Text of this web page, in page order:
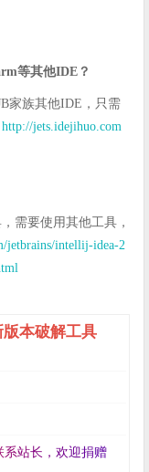
等其他IDE？
家族其他IDE，只需
http://jets.idejihuo.com
需要使用其他工具，
jetbrains/intellij-idea-2
本破解工具
系站长 ，欢迎捐赠